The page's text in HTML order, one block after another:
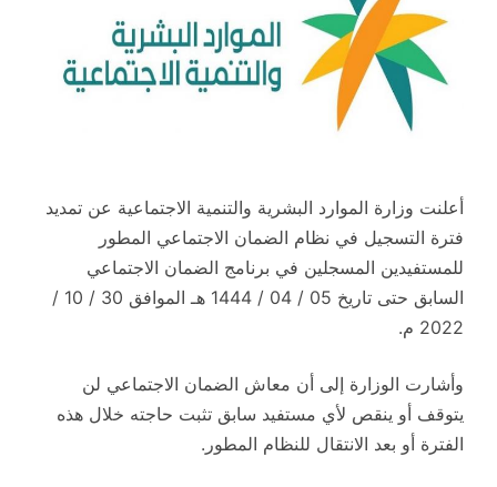
أعلنت وزارة الموارد البشرية والتنمية الاجتماعية عن تمديد
فترة التسجيل في نظام الضمان الاجتماعي المطور
للمستفيدين المسجلين في برنامج الضمان الاجتماعي
السابق حتى تاريخ 05 / 04 / 1444 هـ الموافق 30 / 10 /
2022 م.
وأشارت الوزارة إلى أن معاش الضمان الاجتماعي لن
يتوقف أو ينقص لأي مستفيد سابق تثبت حاجته خلال هذه
الفترة أو بعد الانتقال للنظام المطور.